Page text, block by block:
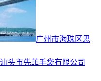
广州市海珠区思
汕头市先菲手袋有限公司